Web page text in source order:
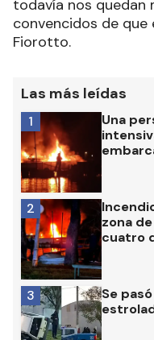
todavía nos quedan
convencidos de que
Fiorotto.
Las más leídas
Una
1
zona
cuatro
2
Se
3